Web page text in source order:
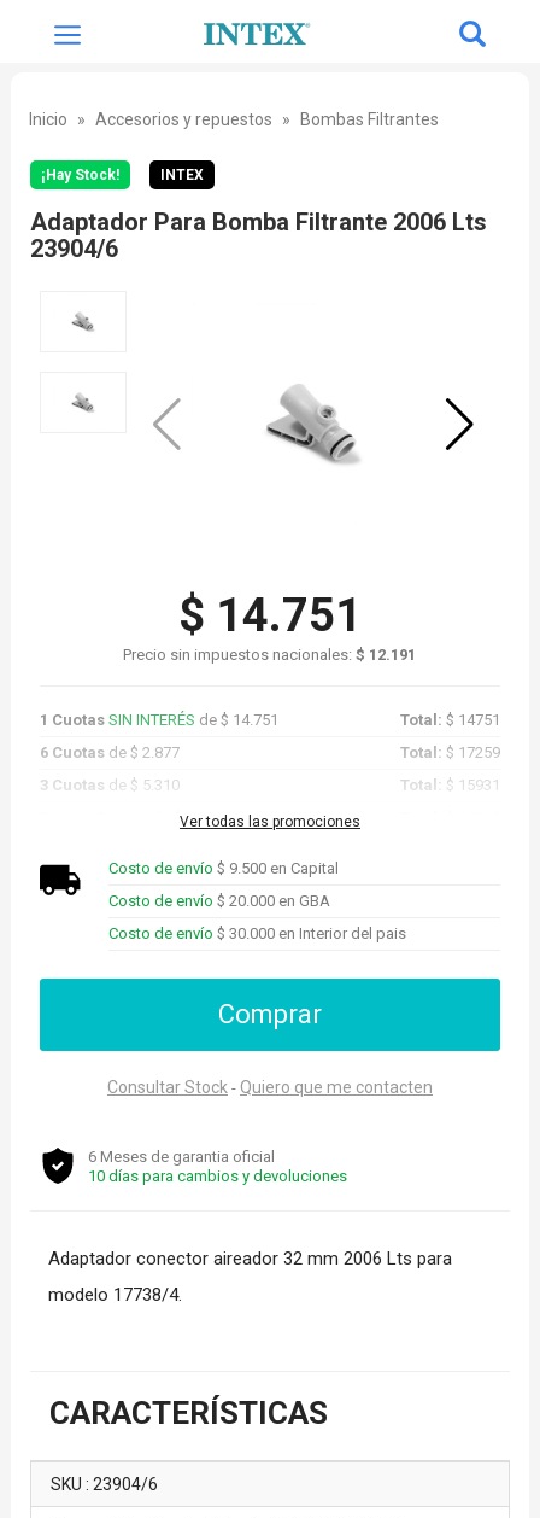
Inicio Accesorios y repuestos Bombas Filtrantes
¡Hay Stock! INTEX
Adaptador Para Bomba Filtrante 2006 Lts
23904/6
$ 14.751
Precio sin impuestos nacionales:$ 12.191
1 Cuotas SIN INTERÉS de $ 14.751 Total:$ 14751
6 Cuotasde $ 2.877 Total:$ 17259
3 Cuotas de $ 5.310 Total: $ 15931
de $ 14.013
Ver todas las promociones
Costo de envío $ 9.500 en Capital
Costo de envío $ 20.000 en GBA
Costo de envío $ 30.000 en Interior del pais
Comprar
Consultar Stock- Quiero que me contacten
6 Meses de garantia oficial
10 días para cambios y devoluciones
Adaptador conector aireador 32 mm 2006 Lts para
modelo 17738/4.
CARACTERÍSTICAS
SKU : 23904/6